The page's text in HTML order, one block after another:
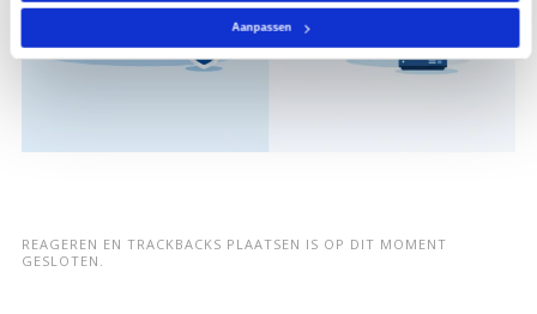
Aanpassen
REAGEREN EN TRACKBACKS PLAATSEN IS OP DIT MOMENT
GESLOTEN.